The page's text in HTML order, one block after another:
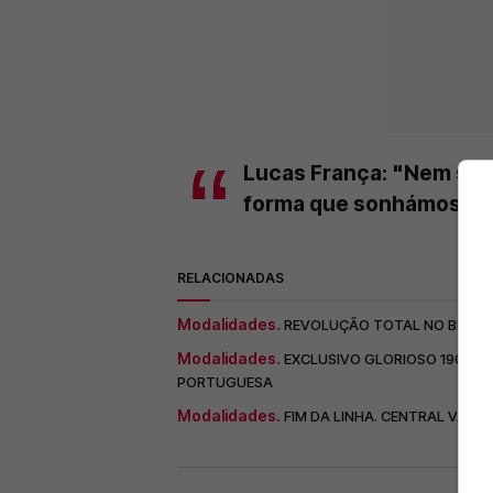
Lucas França: "Nem
forma que sonhámos"
RELACIONADAS
Modalidades. REVOLUÇÃO TOTAL NO
Modalidades. EXCLUSIVO GLORIOSO 1904 -
PORTUGUESA
Modalidades. FIM DA LINHA. CENTRAL VAI